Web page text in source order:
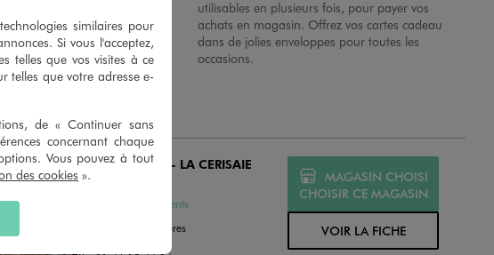
utilisables en plusieurs fois, pour payer vos
achats en magasin. Offrez vos cartes cadeau
dans de jolies enveloppes pour toutes les
occasions.
Distance :
7.8 Km GEMO FRESNES - LA CERISAIE
FERMÉ
Chaussures et Vêtements
8-12 Allee Des Jacheres
MAGASIN CHOISI
CHOISIR CE MAGASIN
VOIR LA FICHE
similaires pour
Si vous l'acceptez,
telles que vos visites à ce
telles que votre adresse e-
de « Continuer sans
concernant chaque
Vous pouvez à tout
des cookies ».